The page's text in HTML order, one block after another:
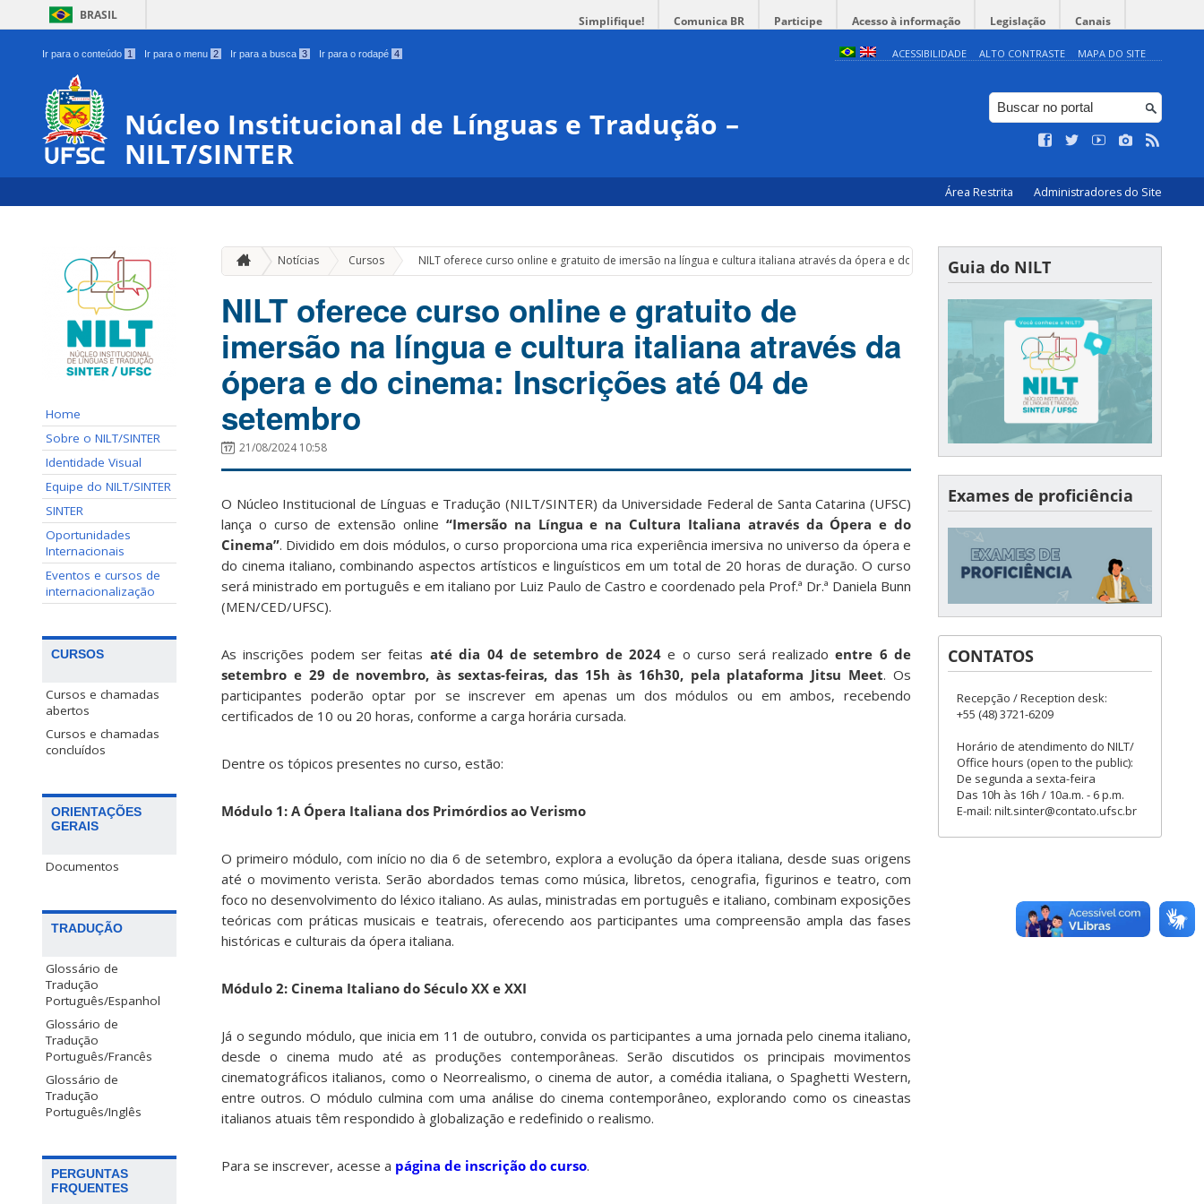
BRASIL Simplifique! Comunica BR Participe Acesso à informação Legislação Canais
Ir para o conteúdo 1 Ir para o menu 2 Ir para a busca 3 Ir para o rodapé 4 ACESSIBILIDADE ALTO CONTRASTE MAPA DO SITE
Núcleo Institucional de Línguas e Tradução –
NILT/SINTER
Área Restrita Administradores do Site
Home
Sobre o NILT/SINTER
Identidade Visual
Equipe do NILT/SINTER
SINTER
Oportunidades
Internacionais
Eventos e cursos de
internacionalização
CURSOS
Cursos e chamadas
abertos
Cursos e chamadas
concluídos
ORIENTAÇÕES
GERAIS
Documentos
TRADUÇÃO
Glossário de
Tradução
Português/Espanhol
Glossário de
Tradução
Português/Francês
Glossário de
Tradução
Português/Inglês
PERGUNTAS
FRQUENTES
Notícias Cursos » NILT oferece curso online e gratuito de imersão na língua e cultura italiana através da ópera e do cinema: Inscrições até 04 de setembro
NILT oferece curso online e gratuito de
imersão na língua e cultura italiana através da
ópera e do cinema: Inscrições até 04 de
setembro
21/08/2024 10:58
O Núcleo Institucional de Línguas e Tradução (NILT/SINTER) da Universidade Federal de Santa Catarina (UFSC)
lança o curso de extensão online “Imersão na Língua e na Cultura Italiana através da Ópera e do
Cinema”. Dividido em dois módulos, o curso proporciona uma rica experiência imersiva no universo da ópera e
do cinema italiano, combinando aspectos artísticos e linguísticos em um total de 20 horas de duração. O curso
será ministrado em português e em italiano por Luiz Paulo de Castro e coordenado pela Prof.ª Dr.ª Daniela Bunn
(MEN/CED/UFSC).
As inscrições podem ser feitas até dia 04 de setembro de 2024 e o curso será realizadoentre 6 de
setembro e 29 de novembro, às sextas-feiras, das 15h às 16h30, pela plataforma Jitsu Meet. Os
participantes poderão optar por se inscrever em apenas um dos módulos ou em ambos, recebendo
certificados de 10 ou 20 horas, conforme a carga horária cursada.
Dentre os tópicos presentes no curso, estão:
Módulo 1: A Ópera Italiana dos Primórdios ao Verismo
O primeiro módulo, com início no dia 6 de setembro, explora a evolução da ópera italiana, desde suas origens
até o movimento verista. Serão abordados temas como música, libretos, cenografia, figurinos e teatro, com
foco no desenvolvimento do léxico italiano. As aulas, ministradas em português e italiano, combinam exposições
teóricas com práticas musicais e teatrais, oferecendo aos participantes uma compreensão ampla das fases
históricas e culturais da ópera italiana.
Módulo 2: Cinema Italiano do Século XX e XXI
Já o segundo módulo, que inicia em 11 de outubro, convida os participantes a uma jornada pelo cinema italiano,
desde o cinema mudo até as produções contemporâneas. Serão discutidos os principais movimentos
cinematográficos italianos, como o Neorrealismo, o cinema de autor, a comédia italiana, o Spaghetti Western,
entre outros. O módulo culmina com uma análise do cinema contemporâneo, explorando como os cineastas
italianos atuais têm respondido à globalização e redefinido o realismo.
Para se inscrever, acesse a página de inscrição do curso.
Guia do NILT
Exames de proficiência
CONTATOS
Recepção / Reception desk:
+55 (48) 3721-6209
Horário de atendimento do NILT/
Office hours (open to the public):
De segunda a sexta-feira
Das 10h às 16h / 10a.m. - 6 p.m.
E-mail: nilt.sinter@contato.ufsc.br